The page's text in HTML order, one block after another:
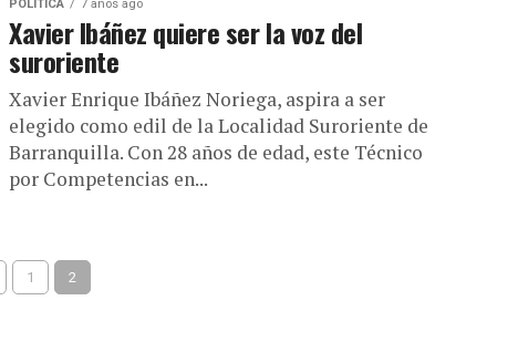
POLÍTICA 7 años ago
Xavier Ibáñez quiere ser la voz del
suroriente
Xavier Enrique Ibáñez Noriega, aspira a ser
elegido como edil de la Localidad Suroriente de
Barranquilla. Con 28 años de edad, este Técnico
por Competencias en...
1 2